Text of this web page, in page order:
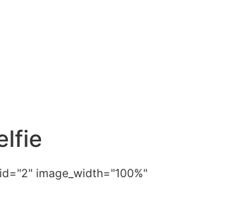
image_width="100%"